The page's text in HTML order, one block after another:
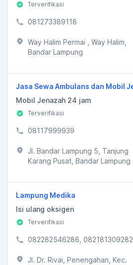
Terverifikasi
081273389118
Way Halim Permai , Way Halim,
Bandar Lampung
Mobil Jenazah 24 jam
Terverifikasi
08117999939
Jl. Bandar Lampung 5, Tanjung
Karang Pusat, Bandar Lampung
Lampung Medika
Isi ulang oksigen
Terverifikasi
082282546286, 082181309282
Jl. Dr. Rivai, Penengahan, Kec.